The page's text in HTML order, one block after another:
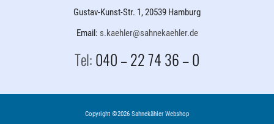
Gustav-Kunst-Str. 1, 20539 Hamburg
Email: s.kaehler@sahnekaehler.de
Tel:040 – 22 74 36 – 0
Copyright ©2026 Sahnekähler Webshop